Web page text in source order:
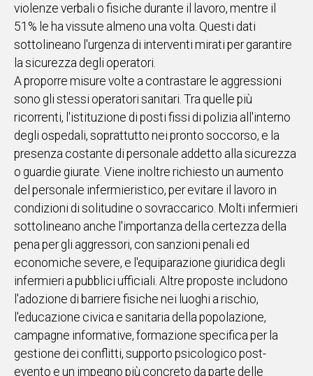
violenze verbali o fisiche durante il lavoro, mentre il
51% le ha vissute almeno una volta. Questi dati
sottolineano l'urgenza di interventi mirati per garantire
la sicurezza degli operatori.
A proporre misure volte a contrastare le aggressioni
sono gli stessi operatori sanitari. Tra quelle più
ricorrenti, l'istituzione di posti fissi di polizia all'interno
degli ospedali, soprattutto nei pronto soccorso, e la
presenza costante di personale addetto alla sicurezza
o guardie giurate. Viene inoltre richiesto un aumento
del personale infermieristico, per evitare il lavoro in
condizioni di solitudine o sovraccarico. Molti infermieri
sottolineano anche l'importanza della certezza della
pena per gli aggressori, con sanzioni penali ed
economiche severe, e l'equiparazione giuridica degli
infermieri a pubblici ufficiali. Altre proposte includono
l'adozione di barriere fisiche nei luoghi a rischio,
l'educazione civica e sanitaria della popolazione,
campagne informative, formazione specifica per la
gestione dei conflitti, supporto psicologico post-
evento e un impegno più concreto da parte delle